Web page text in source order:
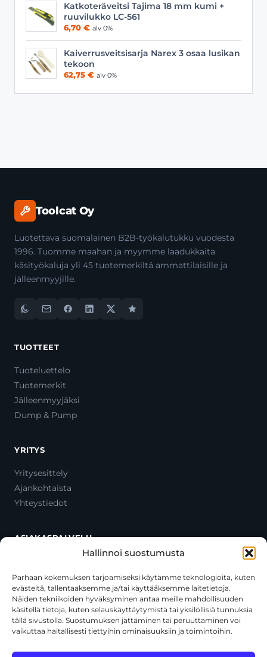
Hallinnoi suostumusta
Parhaan kokemuksen tarjoamiseksi käytämme teknologioita, kuten
evästeitä, tallentaaksemme ja/tai käyttääksemme laitetietoja.
Näiden tekniikoiden hyväksyminen antaa meille mahdollisuuden
käsitellä tietoja, kuten selauskäyttäytymistä tai yksilöllisiä tunnuksia
tällä sivustolla. Suostumuksen jättäminen tai peruuttaminen voi
vaikuttaa haitallisesti tiettyihin ominaisuuksiin ja toimintoihin.
Katkoteräveitsi Tajima 18 mm kumi +
ruuvilukko LC-561
6,70 € alv 0%
Kaiverrusveitsisarja Narex 3 osaa lusikan
tekoon
62,75 € alv 0%
Toolcat Oy
Luotettava suomalainen B2B-työkalutukku vuodesta
1996. Tuomme maahan ja myymme laadukkaita
käsityökaluja yli 45 tuotemerkiltä ammattilaisille ja
jälleenmyyjille.
TUOTTEET
Tuoteluettelo
Tuotemerkit
Jälleenmyyjäksi
Dump & Pump
YRITYS
Yritysesittely
Ajankohtaista
Yhteystiedot
ASIAKASPALVELU
Oma tili
Maksutavat
Toimitustavat
Usein kysytyt kysymykset
+358 44 270 3795
asiakaspalvelu@toolcat.fi